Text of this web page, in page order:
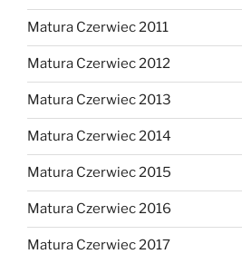
Matura Czerwiec 2011
Matura Czerwiec 2012
Matura Czerwiec 2013
Matura Czerwiec 2014
Matura Czerwiec 2015
Matura Czerwiec 2016
Matura Czerwiec 2017